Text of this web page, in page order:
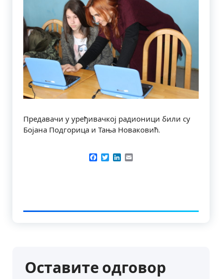
Предавачи у уређивачкој радионици били су
Бојана Подгорица и Тања Новаковић.
Facebook
TwitterLinkedIn
Оставите одговор